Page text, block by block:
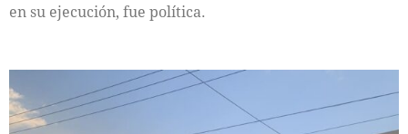
en su ejecución, fue política.